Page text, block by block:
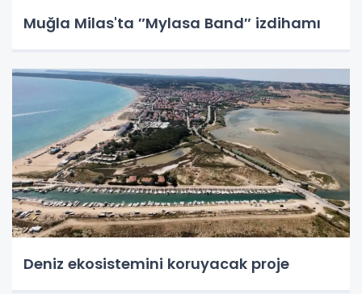
Muğla Milas'ta ″Mylasa Band″ izdihamı
Deniz ekosistemini koruyacak proje